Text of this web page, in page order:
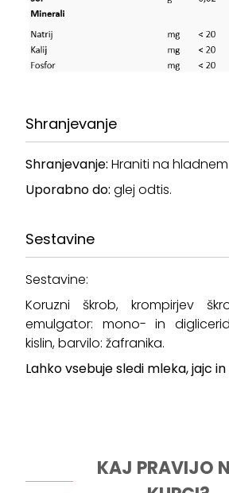
Shranjevanje
Shranjevanje: Hraniti na
Uporabno do: glej odtis.
Sestavine
Sestavine:
Koruzni škrob, krompirjev
emulgator: mono- in
kislin, barvilo: žafranika.
Lahko vsebuje sledi mleka, jajc
KAJ PRAVIJO